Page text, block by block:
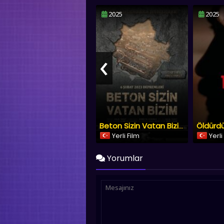
2025
Beton Sizin Vatan Bizim
Yerli Film
2025
Yerli
‹
Yorumlar